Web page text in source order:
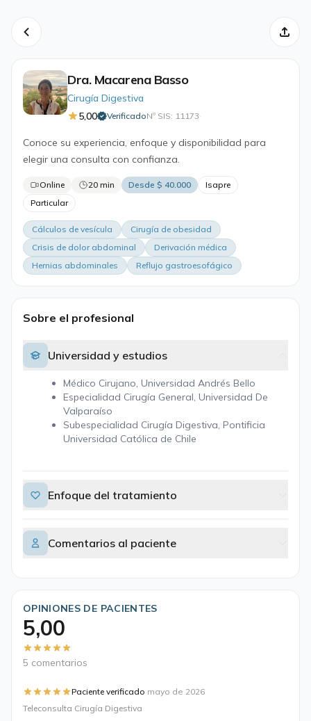
Dra. Macarena Basso
Cirugía Digestiva
5,00
VerificadoNº SIS: 11173·
Conoce su experiencia, enfoque y disponibilidad para
elegir una consulta con confianza.
Online 20 min Desde $ 40.000
Isapre
Particular
Cálculos de vesícula
Cirugía de obesidad
Crisis de dolor abdominal
Derivación médica
Hernias abdominales
Reflujo gastroesofágico
Sobre el profesional
Universidad y estudios
Médico Cirujano, Universidad Andrés Bello
Especialidad Cirugía General, Universidad De
Valparaíso
Subespecialidad Cirugía Digestiva, Pontificia
Universidad Católica de Chile
Enfoque del tratamiento
Comentarios al paciente
OPINIONES DE PACIENTES
5,00
5 comentarios
Paciente verificado·mayo de 2026
Teleconsulta Cirugía Digestiva